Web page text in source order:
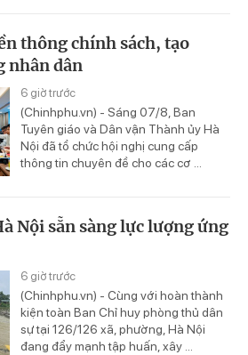
thông chính sách, tạo
nhân dân
6 giờ trước
(Chinhphu.vn) - Sáng 07/8, Ban
Tuyên giáo và Dân vận Thành ủy Hà
Nội đã tổ chức hội nghị cung cấp
thông tin chuyên đề cho các cơ ...
Nội sẵn sàng lực lượng ứng
6 giờ trước
(Chinhphu.vn) - Cùng với hoàn thành
kiện toàn Ban Chỉ huy phòng thủ dân
sự tại 126/126 xã, phường, Hà Nội
đang đẩy mạnh tập huấn, xây ...